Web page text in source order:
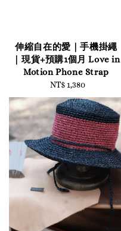
伸縮自在的愛｜手機掛繩
｜現貨+預購1個月 Love in
Motion Phone Strap
Regular
price
NT$ 1,380